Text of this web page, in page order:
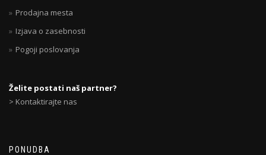
Prodajna mesta
Izjava o zasebnosti
Pogoji poslovanja
Želite postati naš partner?
> Kontaktirajte nas
PONUDBA